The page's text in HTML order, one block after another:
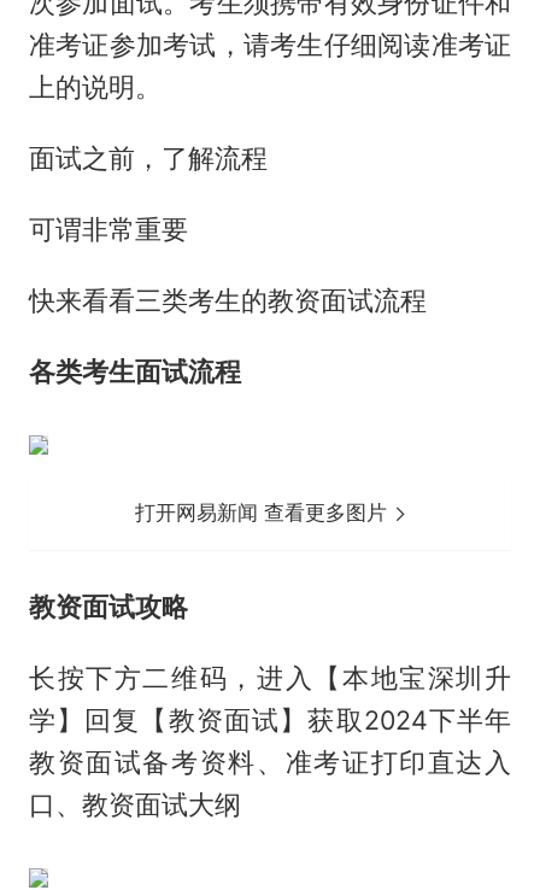
准考证参加考试，请考生仔细阅读准考证
上的说明。
面试之前，了解流程
可谓非常重要
快来看看三类考生的教资面试流程
各类考生面试流程
打开网易新闻 查看更多图片
教资面试攻略
长按下方二维码，进入【本地宝深圳升
学】回复【教资面试】获取2024下半年
教资面试备考资料、准考证打印直达入
口、教资面试大纲